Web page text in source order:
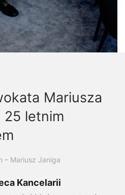
Mariusza
25 letnim
– Mariusz Janiga
Kancelarii